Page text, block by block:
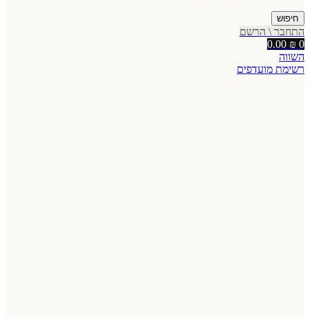
חיפוש
התחבר \ הרשם
0
0.00 ₪
השווה
רשימת מועדפים